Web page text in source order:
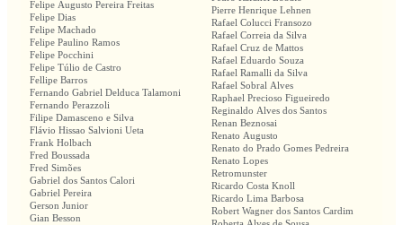
Felipe Augusto Pereira Freitas
Felipe Dias
Felipe Machado
Felipe Paulino Ramos
Felipe Pocchini
Felipe Túlio de Castro
Fellipe Barros
Fernando Gabriel Delduca Talamoni
Fernando Perazzoli
Filipe Damasceno e Silva
Flávio Hissao Salvioni Ueta
Frank Holbach
Fred Boussada
Fred Simões
Gabriel dos Santos Calori
Gabriel Pereira
Gerson Junior
Gian Besson
Pierre Henrique Lehnen
Rafael Colucci Fransozo
Rafael Correia da Silva
Rafael Cruz de Mattos
Rafael Eduardo Souza
Rafael Ramalli da Silva
Rafael Sobral Alves
Raphael Precioso Figueiredo
Reginaldo Alves dos Santos
Renan Beznosai
Renato Augusto
Renato do Prado Gomes Pedreira
Renato Lopes
Retromunster
Ricardo Costa Knoll
Ricardo Lima Barbosa
Robert Wagner dos Santos Cardim